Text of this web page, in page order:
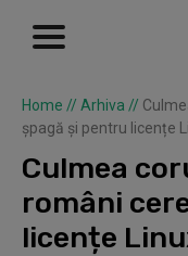
Home // Arhiva //
șpagă și pentru licențe
Culmea
români
licențe